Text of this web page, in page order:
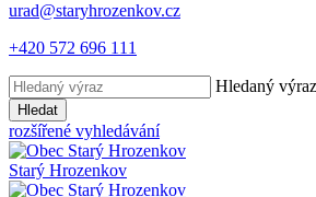
urad@staryhrozenkov.cz
+420 572 696 111
Hledaný výraz
Hledat
rozšířené vyhledávání
Starý Hrozenkov